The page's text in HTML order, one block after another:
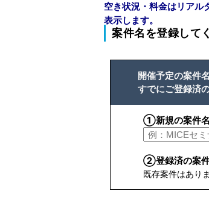
空き状況・料金はリアル
表示します。
案件名を登録して
開催予定の案件
すでにご登録済
①新規の案件名
②登録済の案件
既存案件はあり